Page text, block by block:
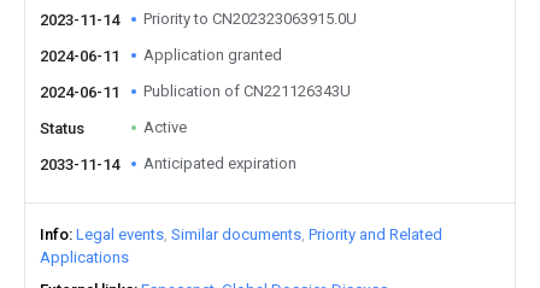
2023-11-14
Priority to CN202323063915.0U
2024-06-11 Application granted
2024-06-11 Publication of CN221126343U
Status Active
2033-11-14 Anticipated expiration
Info Legal events Similar documents Priority and Related
Applications